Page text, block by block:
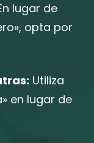
lugar de
opta por
Utiliza
en lugar de